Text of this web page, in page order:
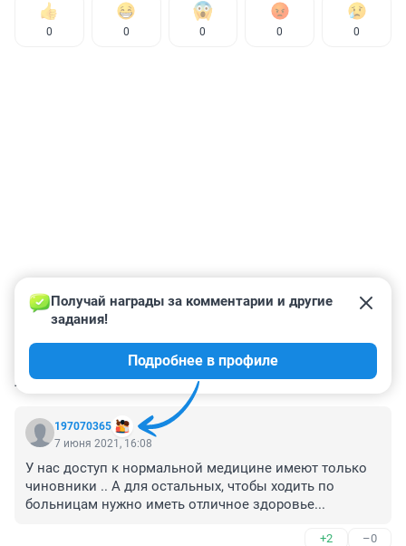
0 0 0 0 0
КОММЕНТАРИИ 2
197070365
Получай награды за комментарии и другие
задания!
Подробнее в профиле
7 июня 2021, 16:08
У нас доступ к нормальной медицине имеют только
чиновники .. А для остальных, чтобы ходить по
больницам нужно иметь отличное здоровье...
+2 –0